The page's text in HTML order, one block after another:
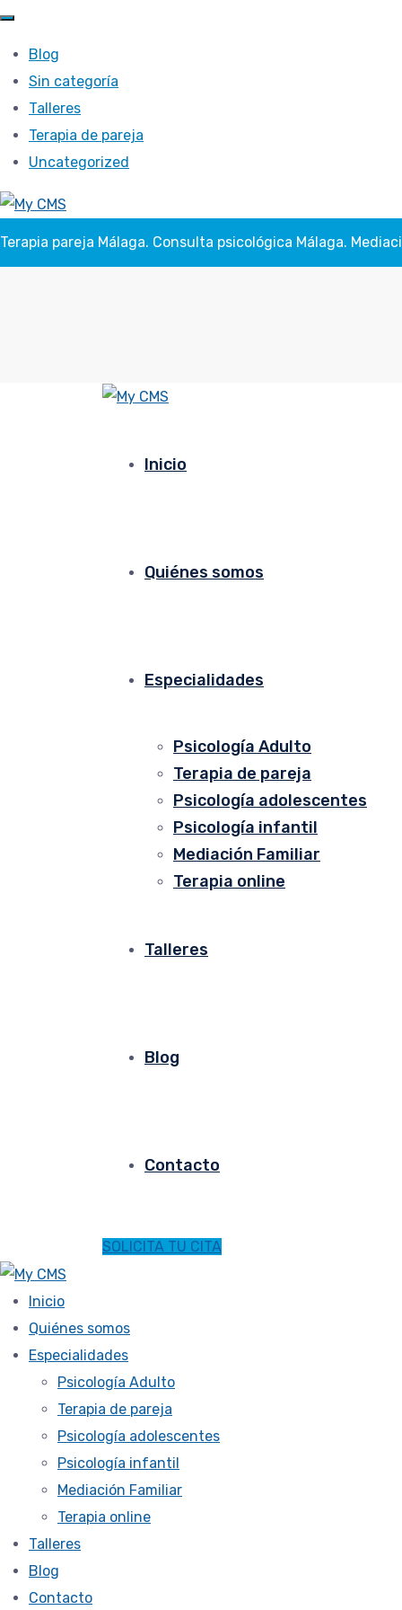
Blog
Sin categoría
Talleres
Terapia de pareja
Uncategorized
Terapia pareja Málaga. Consulta psicológica Málaga.
Inicio
Quiénes somos
Especialidades
Psicología Adulto
Terapia de pareja
Psicología adolescentes
Psicología infantil
Mediación Familiar
Terapia online
Talleres
Blog
Contacto
SOLICITA TU CITA
Inicio
Quiénes somos
Especialidades
Psicología Adulto
Terapia de pareja
Psicología adolescentes
Psicología infantil
Mediación Familiar
Terapia online
Talleres
Blog
Contacto